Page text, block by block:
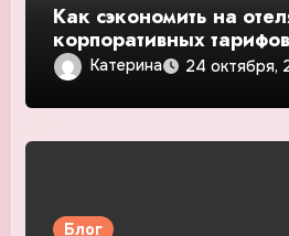
Как сэкономить на
корпоративных
руководство и обзор
Катерина 24 октября,
Блог